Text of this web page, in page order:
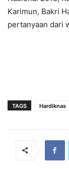
Karimun, Bakri
pertanyaan dari
TAGS Hardiknas